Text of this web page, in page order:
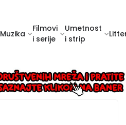
Muzika
Filmovi
i serije
Umetnost
i strip